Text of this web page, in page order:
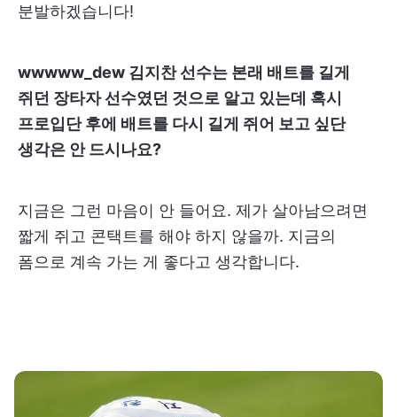
분발하겠습니다!
wwwww_dew 김지찬 선수는 본래 배트를 길게
쥐던 장타자 선수였던 것으로 알고 있는데 혹시
프로입단 후에 배트를 다시 길게 쥐어 보고 싶단
생각은 안 드시나요?
지금은 그런 마음이 안 들어요. 제가 살아남으려면
짧게 쥐고 콘택트를 해야 하지 않을까. 지금의
폼으로 계속 가는 게 좋다고 생각합니다.